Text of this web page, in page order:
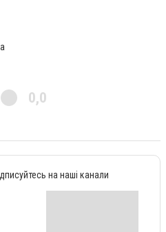
0,0
на наші канали